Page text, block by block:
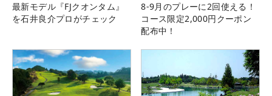
最新モデル『FJクオンタム』
を石井良介プロがチェック
8-9月のプレーに2回使える！
コース限定2,000円クーポン
配布中！